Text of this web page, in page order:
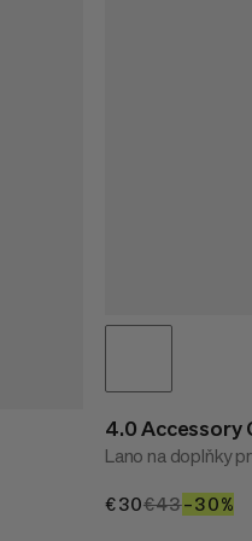
4.0 Accessory
Lano na doplňky
€30€30
€43€43
–30%